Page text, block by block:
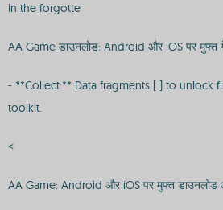
In the forgotte
AA Game डाउनलोड: Android और iOS पर मुफ्त
- **Collect:** Data fragments [ ] to unlock
toolkit.
<
AA Game: Android और iOS पर मुफ्त डाउनलोड